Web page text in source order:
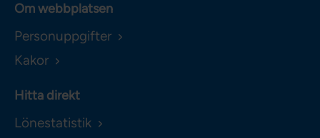
Om webbplatsen
Personuppgifter
Kakor
Hitta direkt
Lönestatistik